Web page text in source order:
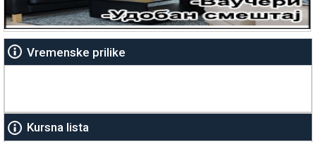
Vremenske prilike
Kursna lista